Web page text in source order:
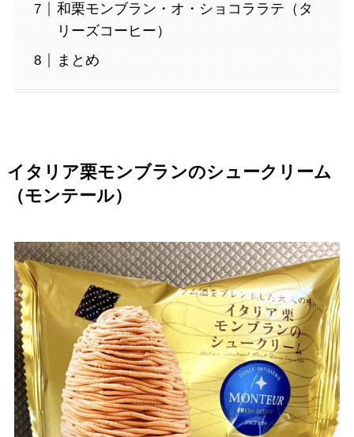
和栗モンブラン・オ・ショコララテ（タ
リーズコーヒー）
まとめ
イタリア栗モンブランのシュークリーム
（モンテール）